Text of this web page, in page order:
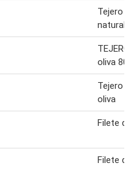
Tejero -
natural
oliva 80
Tejero -
oliva
Filete
Filete